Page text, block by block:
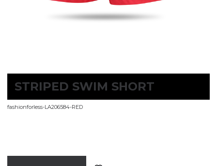
STRIPED SWIM SHORT
fashionforless-LA206584-RED